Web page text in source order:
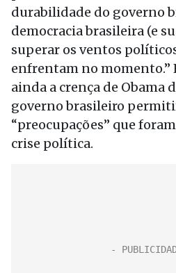
durabilidade do governo
democracia brasileira (e
superar os ventos
enfrentam no momento.”
ainda a crença de Obama
governo brasileiro
“preocupações” que
crise política.